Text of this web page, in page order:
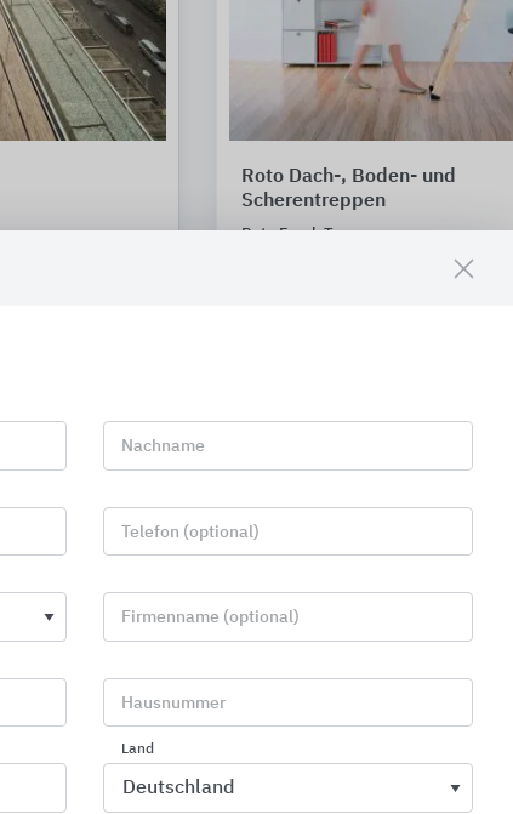
Roto Dach-, Boden- und
Scherentreppen
Roto Frank Treppen
Nachname
Telefon (optional)
Firmenname (optional)
Hausnummer
Land